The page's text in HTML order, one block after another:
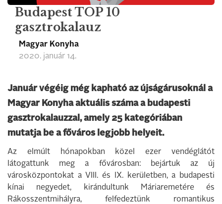
Budapest TOP 10
gasztrokalauz
Magyar Konyha
2020. január 14.
Január végéig még kapható az újságárusoknál a
Magyar Konyha aktuális száma a budapesti
gasztrokalauzzal, amely 25 kategóriában
mutatja be a főváros legjobb helyeit.
Az elmúlt hónapokban közel ezer vendéglátót
látogattunk meg a fővárosban: bejártuk az új
városközpontokat a VIII. és IX. kerületben, a budapesti
kínai negyedet, kirándultunk Máriaremetére és
Rákosszentmihályra, felfedeztünk romantikus